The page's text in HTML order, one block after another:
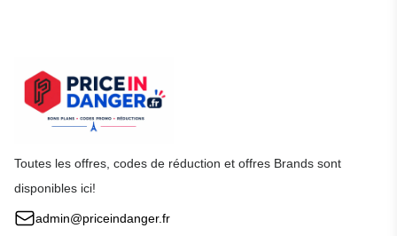
Toutes les offres, codes de réduction et offres Brands sont
disponibles ici!
admin@priceindanger.fr